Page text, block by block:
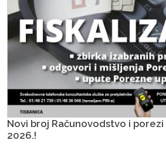
Novi broj Računovodstvo i
2026.!